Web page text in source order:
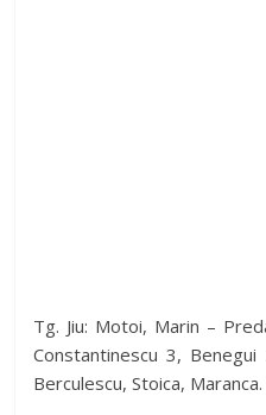
Tg. Jiu: Motoi, Marin –
Constantinescu 3,
Berculescu, Stoica,